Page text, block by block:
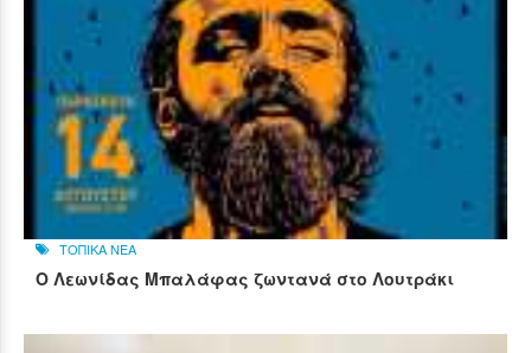
ΤΟΠΙΚΑ ΝΕΑ
Ο Λεωνίδας Μπαλάφας ζωντανά στο Λουτράκι